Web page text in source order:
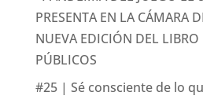
PRESENTA EN LA CÁMARA
NUEVA EDICIÓN DEL
PÚBLICOS
#25 | Sé consciente de lo